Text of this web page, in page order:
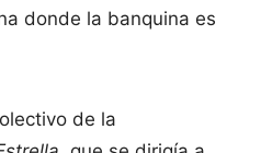
donde la banquina es
de la